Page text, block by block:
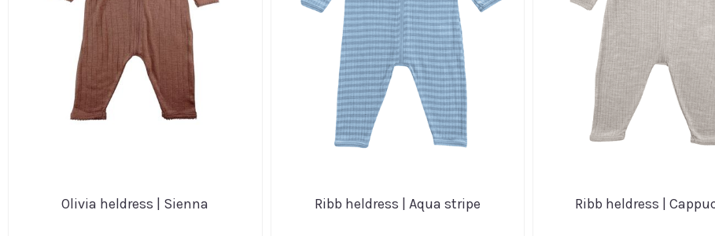
Olivia heldress | Sienna Ribb heldress | Aqua stripe Ribb heldress |